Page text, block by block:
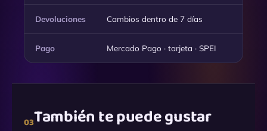
Devoluciones Cambios dentro de 7 días
Pago Mercado Pago · tarjeta · SPEI
03También te puede gustar